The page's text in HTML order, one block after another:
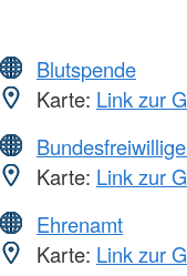
Blutspende
Karte: Link zur
Karte: Link zur
Ehrenamt
Karte: Link zur